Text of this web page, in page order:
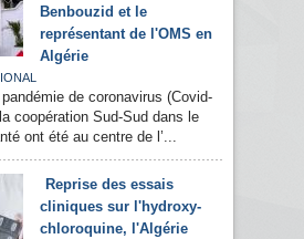
Benbouzid et le
représentant de l'OMS en
Algérie
de coronavirus (Covid-
coopération Sud-Sud dans le
ont été au centre de l’...
Reprise des essais
cliniques sur l'hydroxy-
chloroquine, l'Algérie